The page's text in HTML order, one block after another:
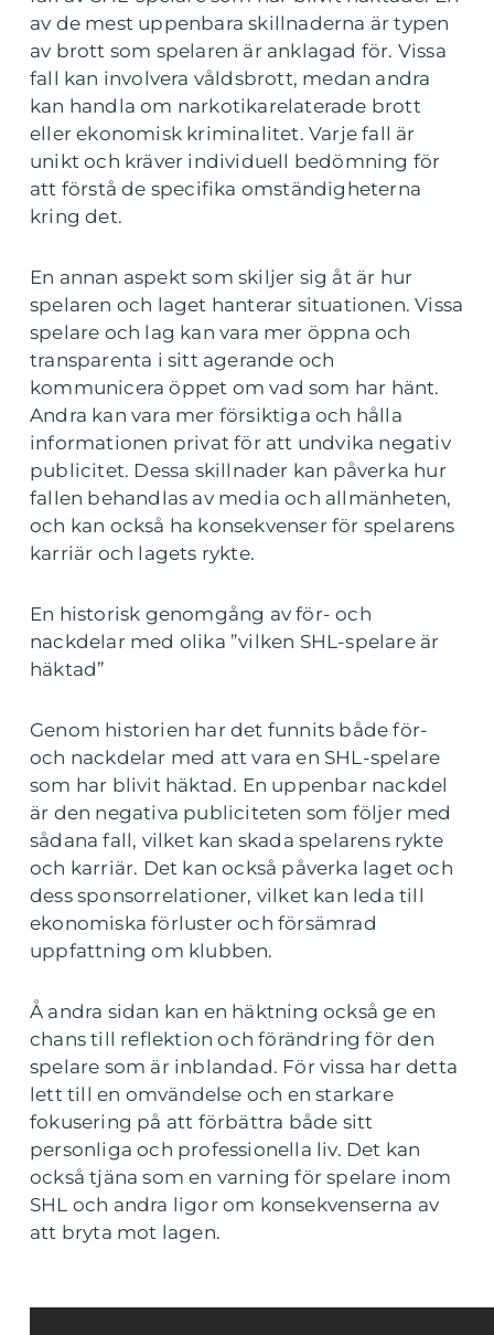
av de mest uppenbara skillnaderna är typen
av brott som spelaren är anklagad för. Vissa
fall kan involvera våldsbrott, medan andra
kan handla om narkotikarelaterade brott
eller ekonomisk kriminalitet. Varje fall är
unikt och kräver individuell bedömning för
att förstå de specifika omständigheterna
kring det.
En annan aspekt som skiljer sig åt är hur
spelaren och laget hanterar situationen. Vissa
spelare och lag kan vara mer öppna och
transparenta i sitt agerande och
kommunicera öppet om vad som har hänt.
Andra kan vara mer försiktiga och hålla
informationen privat för att undvika negativ
publicitet. Dessa skillnader kan påverka hur
fallen behandlas av media och allmänheten,
och kan också ha konsekvenser för spelarens
karriär och lagets rykte.
En historisk genomgång av för- och
nackdelar med olika ”vilken SHL-spelare är
häktad”
Genom historien har det funnits både för-
och nackdelar med att vara en SHL-spelare
som har blivit häktad. En uppenbar nackdel
är den negativa publiciteten som följer med
sådana fall, vilket kan skada spelarens rykte
och karriär. Det kan också påverka laget och
dess sponsorrelationer, vilket kan leda till
ekonomiska förluster och försämrad
uppfattning om klubben.
Å andra sidan kan en häktning också ge en
chans till reflektion och förändring för den
spelare som är inblandad. För vissa har detta
lett till en omvändelse och en starkare
fokusering på att förbättra både sitt
personliga och professionella liv. Det kan
också tjäna som en varning för spelare inom
SHL och andra ligor om konsekvenserna av
att bryta mot lagen.